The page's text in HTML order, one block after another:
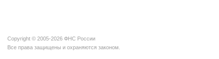
Copyright © 2005-2026 ФНС России
Все права защищены и охраняются законом.